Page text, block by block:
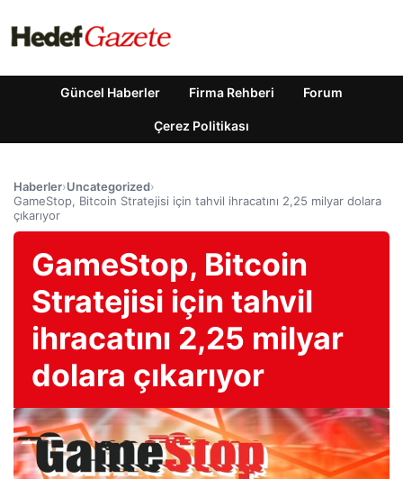
Güncel Haberler Firma Rehberi Forum
Çerez Politikası
Haberler›Uncategorized›
GameStop, Bitcoin Stratejisi için tahvil ihracatını 2,25 milyar dolara
çıkarıyor
GameStop, Bitcoin
Stratejisi için tahvil
ihracatını 2,25 milyar
dolara çıkarıyor